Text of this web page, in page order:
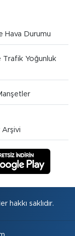
Hava Durumu
Trafik Yoğunluk
Arşivi
hakkı saklıdır.